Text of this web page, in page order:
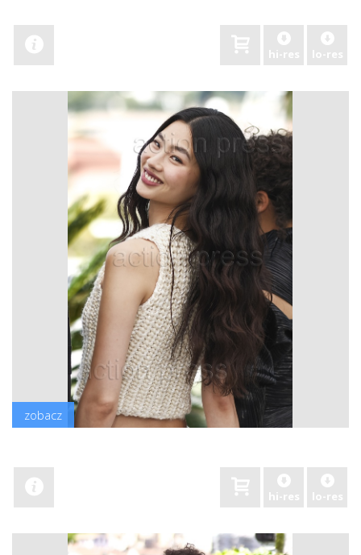
hi-res lo-res
zobacz
hi-res lo-res